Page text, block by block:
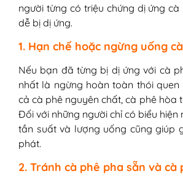
người từng có triệu chứng dị ứng
dễ bị dị ứng.
1. Hạn chế hoặc ngừng uống
Nếu bạn đã từng bị dị ứng với cà
nhất là ngừng hoàn toàn thói quen
cả cà phê nguyên chất, cà phê hòa
Đối với những người chỉ có biểu hiện
tần suất và lượng uống cũng giúp
phát.
2. Tránh cà phê pha sẵn và cà